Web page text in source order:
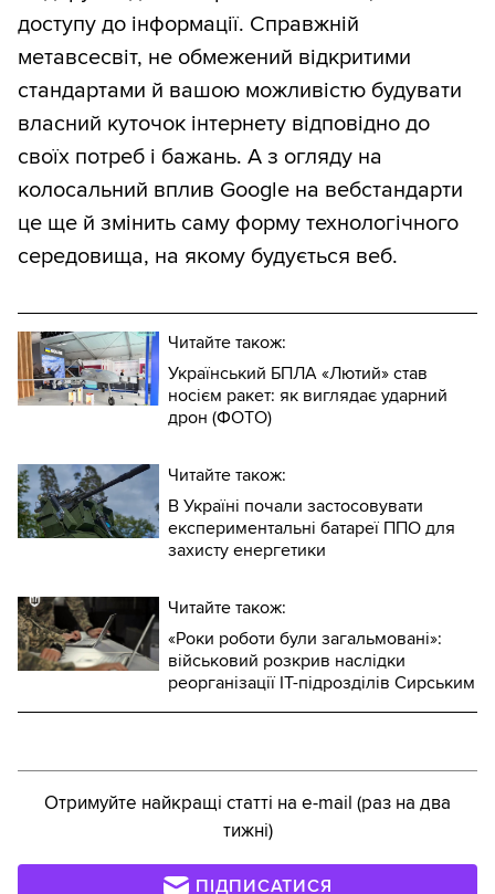
доступу до інформації. Справжній
метавсесвіт, не обмежений відкритими
стандартами й вашою можливістю будувати
власний куточок інтернету відповідно до
своїх потреб і бажань. А з огляду на
колосальний вплив Google на вебстандарти
це ще й змінить саму форму технологічного
середовища, на якому будується веб.
Читайте також:
Український БПЛА «Лютий» став
носієм ракет: як виглядає ударний
дрон (ФОТО)
Читайте також:
В Україні почали застосовувати
експериментальні батареї ППО для
захисту енергетики
Читайте також:
«Роки роботи були загальмовані»:
військовий розкрив наслідки
реорганізації IT-підрозділів Сирським
Отримуйте найкращі статті на e-mail (раз на два
тижні)
ПІДПИСАТИСЯ